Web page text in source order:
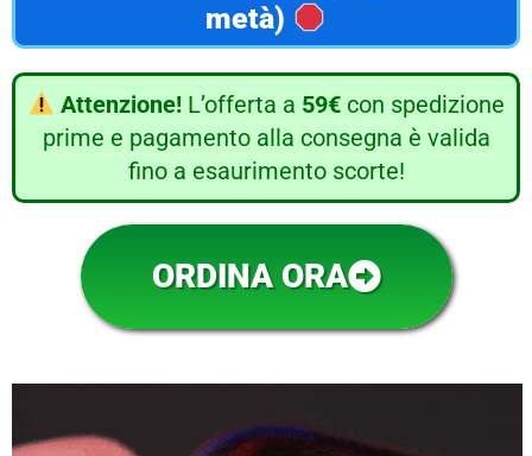
metà)
Attenzione!L’offerta a 59€con spedizione
prime e pagamento alla consegna è valida
fino a esaurimento scorte!
ORDINA ORA